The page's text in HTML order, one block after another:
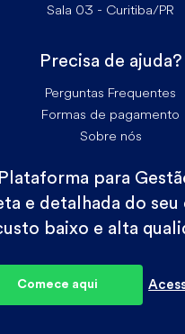
Sala 03 - Curitiba/PR
Precisa de ajuda?
Perguntas Frequentes
Formas de pagamento
Sobre nós
para
e detalhada do seu
baixo e alta
Comece aqui